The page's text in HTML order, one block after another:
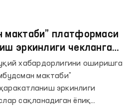
мактаби” платформаси
эркинлиги чекланган
ёпиқ
давом этмоқда
хабардорлигини оширишга
мактаби”
эркинлиги
сақланадиган ёпиқ